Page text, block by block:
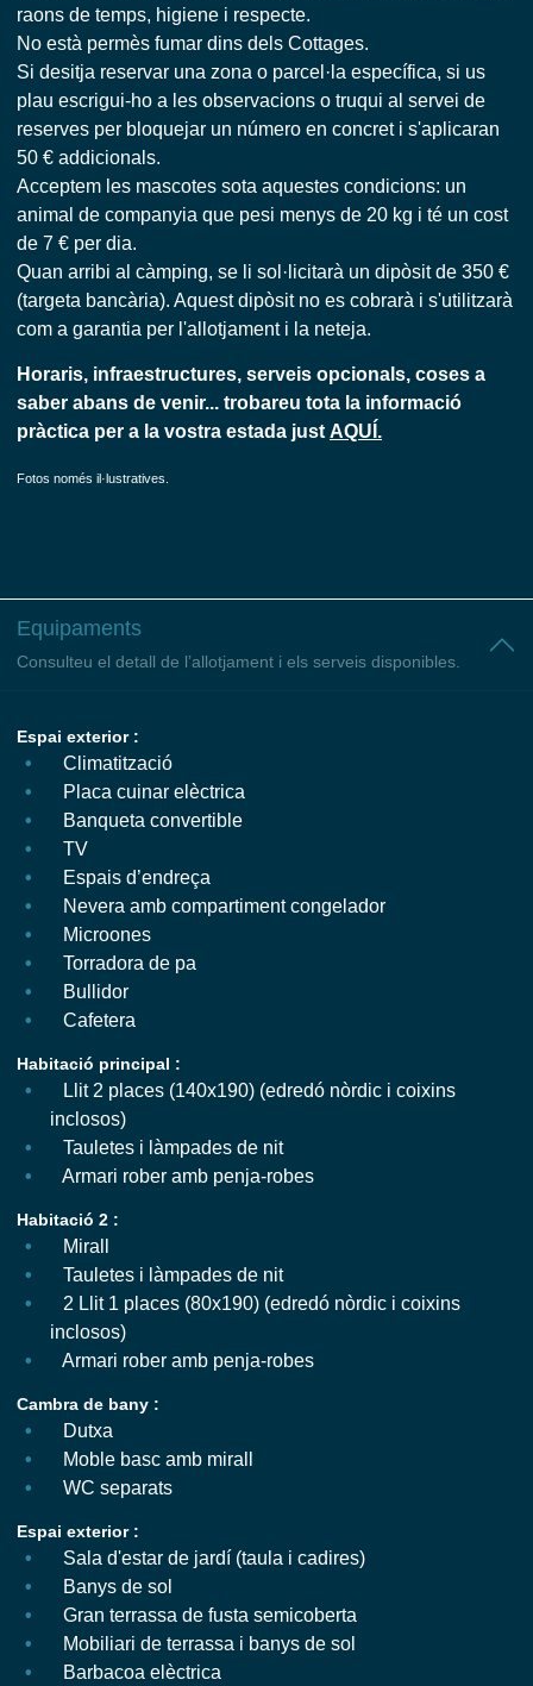
raons de temps, higiene i respecte.
No està permès fumar dins dels Cottages.
Si desitja reservar una zona o parcel·la específica, si us
plau escrigui-ho a les observacions o truqui al servei de
reserves per bloquejar un número en concret i s'aplicaran
50 € addicionals.
Acceptem les mascotes sota aquestes condicions: un
animal de companyia que pesi menys de 20 kg i té un cost
de 7 € per dia.
Quan arribi al càmping, se li sol·licitarà un dipòsit de 350 €
(targeta bancària). Aquest dipòsit no es cobrarà i s'utilitzarà
com a garantia per l'allotjament i la neteja.
Horaris, infraestructures, serveis opcionals, coses a
saber abans de venir... trobareu tota la informació
pràctica per a la vostra estada just AQUÍ.
Fotos només il·lustratives.
Equipaments
Consulteu el detall de l’allotjament i els serveis disponibles.
Espai exterior :
Climatització
Placa cuinar elèctrica
Banqueta convertible
TV
Espais d’endreça
Nevera amb compartiment congelador
Microones
Torradora de pa
Bullidor
Cafetera
Habitació principal :
Llit 2 places (140x190) (edredó nòrdic i coixins
inclosos)
Tauletes i làmpades de nit
Armari rober amb penja-robes
Habitació 2 :
Mirall
Tauletes i làmpades de nit
2 Llit 1 places (80x190) (edredó nòrdic i coixins
inclosos)
Armari rober amb penja-robes
Cambra de bany :
Dutxa
Moble basc amb mirall
WC separats
Espai exterior :
Sala d'estar de jardí (taula i cadires)
Banys de sol
Gran terrassa de fusta semicoberta
Mobiliari de terrassa i banys de sol
Barbacoa elèctrica